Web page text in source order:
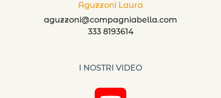
Aguzzoni Laura
aguzzoni@compagniabella.com
333 8193614
I NOSTRI VIDEO